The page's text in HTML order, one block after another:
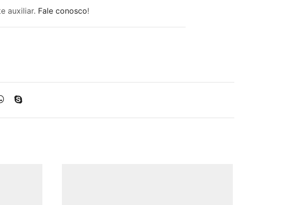
auxiliar. Fale conosco!